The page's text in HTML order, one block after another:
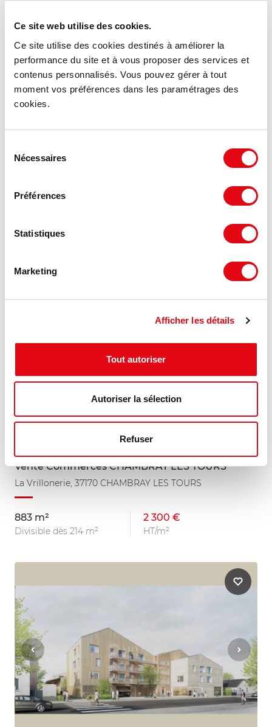
Ce site web utilise des cookies.
Ce site utilise des cookies destinés à améliorer la
performance du site et à vous proposer des services et
contenus personnalisés. Vous pouvez gérer à tout
moment vos préférences dans les paramétrages des
cookies.
Nécessaires
Préférences
Statistiques
Marketing
Afficher les détails
Tout autoriser
Autoriser la sélection
Refuser
10 Rue de Rochepinard, 37550 SAINT AVERTIN
143 m²
Vente Commerces CHAMBRAY LES TOURS
La Vrillonerie, 37170 CHAMBRAY LES TOURS
883 m²
Divisible dès 214 m²
2 300 €
HT/m²